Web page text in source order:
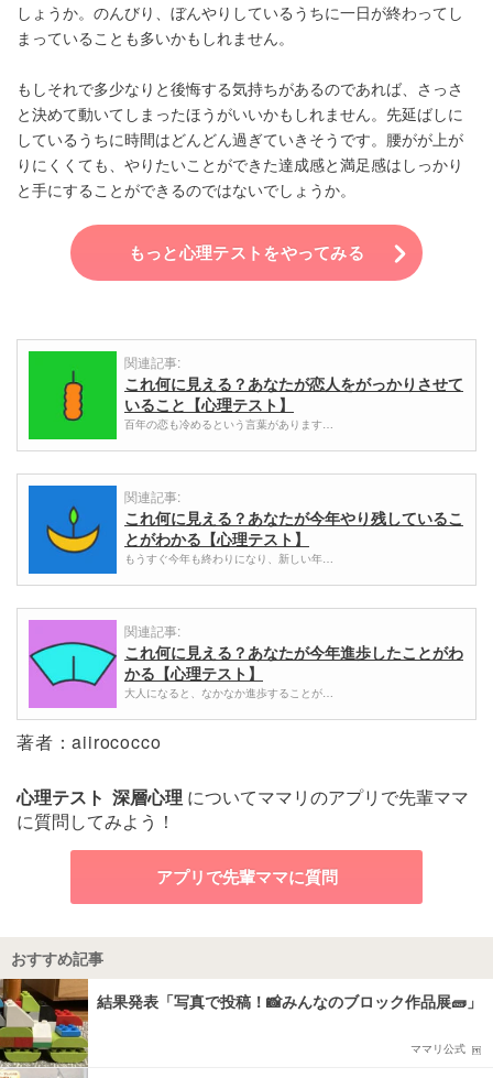
しょうか。のんびり、ぼんやりしているうちに一日が終わってし
まっていることも多いかもしれません。
もしそれで多少なりと後悔する気持ちがあるのであれば、さっさ
と決めて動いてしまったほうがいいかもしれません。先延ばしに
しているうちに時間はどんどん過ぎていきそうです。腰がが上が
りにくくても、やりたいことができた達成感と満足感はしっかり
と手にすることができるのではないでしょうか。
もっと心理テストをやってみる
関連記事:
これ何に見える？あなたが恋人をがっかりさせて
いること【心理テスト】
百年の恋も冷めるという言葉があります…
関連記事:
これ何に見える？あなたが今年やり残しているこ
とがわかる【心理テスト】
もうすぐ今年も終わりになり、新しい年…
関連記事:
これ何に見える？あなたが今年進歩したことがわ
かる【心理テスト】
大人になると、なかなか進歩することが…
著者：aiirococco
心理テスト 深層心理 についてママリのアプリで先輩ママ
に質問してみよう！
アプリで先輩ママに質問
おすすめ記事
結果発表「写真で投稿！📸みんなのブロック作品展🧱」
ママリ公式